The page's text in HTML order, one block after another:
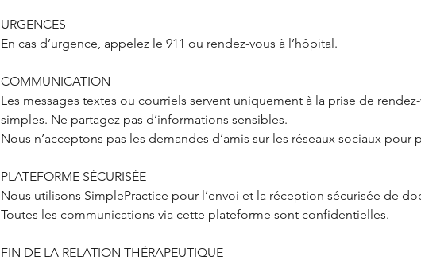
URGENCES
En cas d’urgence, appelez le 911 ou rendez-vous à l’hôpital.
COMMUNICATION
Les messages textes ou courriels servent uniquement à la prise de
simples. Ne partagez pas d’informations sensibles.
Nous n’acceptons pas les demandes d’amis sur les réseaux sociaux pour
PLATEFORME SÉCURISÉE
Nous utilisons SimplePractice pour l’envoi et la réception sécurisée de
Toutes les communications via cette plateforme sont confidentielles.
FIN DE LA RELATION THÉRAPEUTIQUE